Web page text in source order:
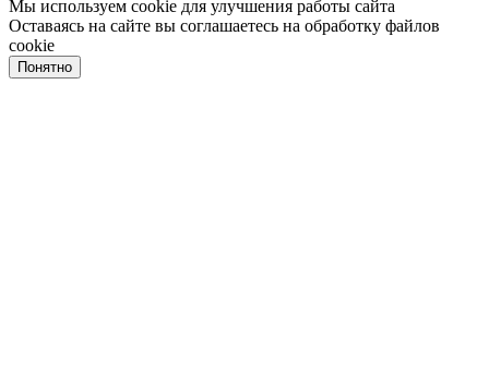
Мы используем cookie для улучшения работы сайта
Оставаясь на сайте вы соглашаетесь на обработку файлов
cookie
Понятно